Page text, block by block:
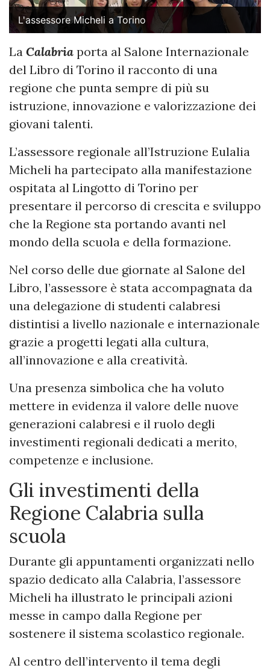
L'assessore Micheli a Torino
La Calabria porta al Salone Internazionale
del Libro di Torino il racconto di una
regione che punta sempre di più su
istruzione, innovazione e valorizzazione dei
giovani talenti.
L’assessore regionale all’Istruzione Eulalia
Micheli ha partecipato alla manifestazione
ospitata al Lingotto di Torino per
presentare il percorso di crescita e sviluppo
che la Regione sta portando avanti nel
mondo della scuola e della formazione.
Nel corso delle due giornate al Salone del
Libro, l’assessore è stata accompagnata da
una delegazione di studenti calabresi
distintisi a livello nazionale e internazionale
grazie a progetti legati alla cultura,
all’innovazione e alla creatività.
Una presenza simbolica che ha voluto
mettere in evidenza il valore delle nuove
generazioni calabresi e il ruolo degli
investimenti regionali dedicati a merito,
competenze e inclusione.
Gli investimenti della
Regione Calabria sulla
scuola
Durante gli appuntamenti organizzati nello
spazio dedicato alla Calabria, l’assessore
Micheli ha illustrato le principali azioni
messe in campo dalla Regione per
sostenere il sistema scolastico regionale.
Al centro dell’intervento il tema degli